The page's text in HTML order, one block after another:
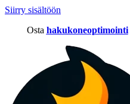
Siirry sisältöön
Osta hakukoneoptimointi